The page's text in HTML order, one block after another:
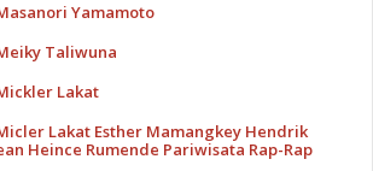
Yamamoto
Taliwuna
Lakat
Lakat Esther Mamangkey Hendrik
Heince Rumende Pariwisata Rap-Rap